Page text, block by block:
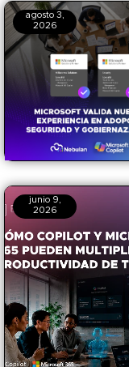
agosto 3,
2026
junio 9,
2026